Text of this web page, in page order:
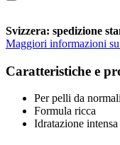
Svizzera: spedizione
Maggiori informazioni su
Caratteristiche e
Per pelli da
Formula ricca
Idratazione intensa